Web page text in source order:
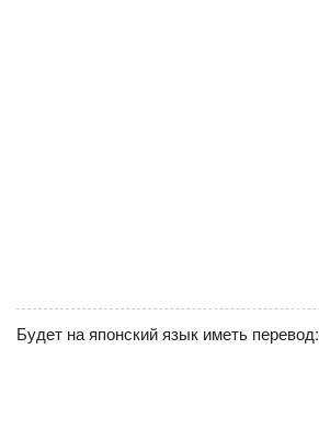
Будет на японский язык иметь перевод: